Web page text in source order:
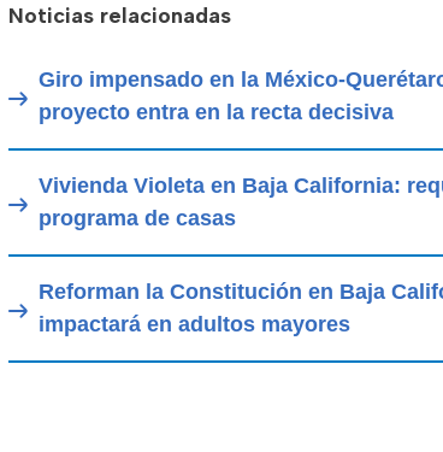
Noticias relacionadas
Giro impensado en la México-
proyecto entra en la recta decisiva
Vivienda Violeta en Baja California:
programa de casas
Reforman la Constitución en Baja
impactará en adultos mayores